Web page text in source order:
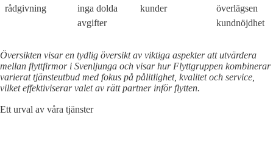
rådgivning
inga dolda
avgifter
kunder
överlägsen
kundnöjdhet
Översikten visar en tydlig översikt av viktiga aspekter att utvärdera
mellan flyttfirmor i Svenljunga och visar hur Flyttgruppen kombinerar
varierat tjänsteutbud med fokus på pålitlighet, kvalitet och service,
vilket effektiviserar valet av rätt partner inför flytten.
Ett urval av våra tjänster